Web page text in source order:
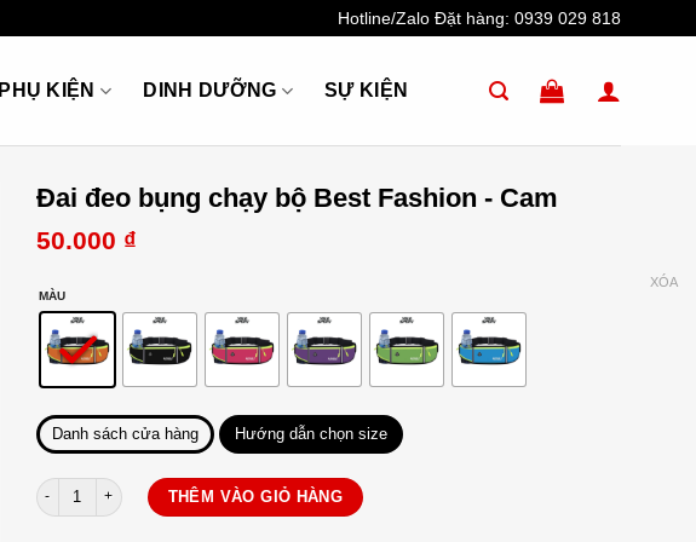
Hotline/Zalo Đặt hàng: 0939 029 818
PHỤ KIỆN DINH DƯỠNG SỰ KIỆN
Đai đeo bụng chạy bộ Best Fashion - Cam
50.000 ₫
MÀU
XÓA
Danh sách cửa hàng Hướng dẫn chọn size
Đai đeo bụng chạy bộ Best Fashion số lượng
THÊM VÀO GIỎ HÀNG